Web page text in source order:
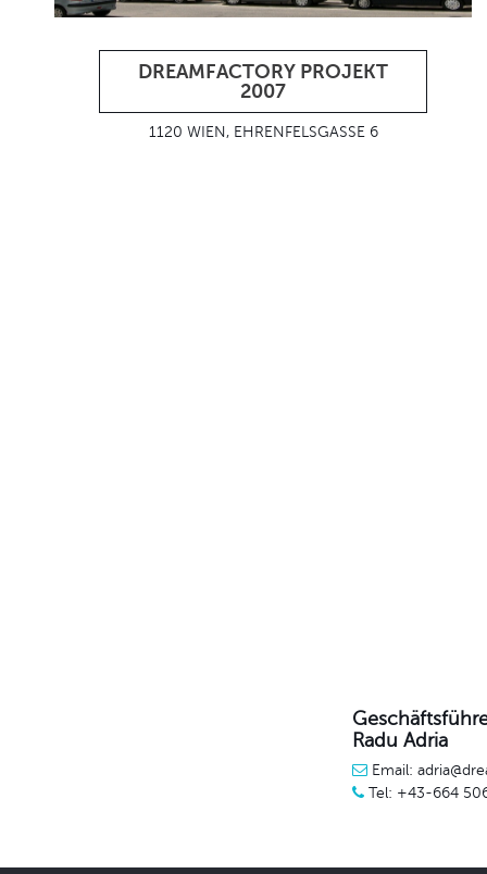
DREAMFACTORY PROJEKT
2007
1120 WIEN, EHRENFELSGASSE 6
Radu Adria
Email:
Tel: +43-664